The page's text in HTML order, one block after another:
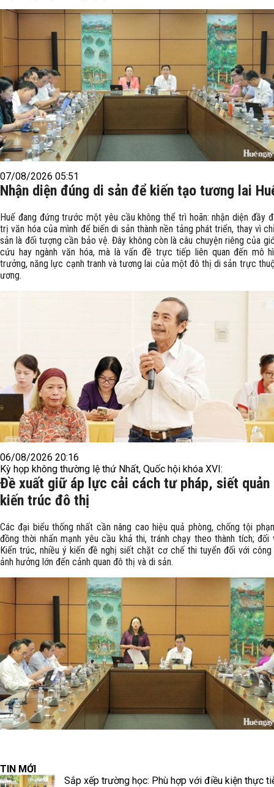
07/08/2026 05:51
Nhận diện đúng di sản để kiến tạo tương lai
Huế đang đứng trước một yêu cầu không thể trì hoãn: nhận diện đầy
trị văn hóa của mình để biến di sản thành nền tảng phát triển, thay vì
sản là đối tượng cần bảo vệ. Đây không còn là câu chuyện riêng của
cứu hay ngành văn hóa, mà là vấn đề trực tiếp liên quan đến mô
trưởng, năng lực cạnh tranh và tương lai của một đô thị di sản trực
ương.
06/08/2026 20:16
Kỳ họp không thường lệ thứ Nhất, Quốc hội khóa XVI:
Đề xuất giữ áp lực cải cách tư pháp, siết quản
kiến trúc đô thị
Các đại biểu thống nhất cần nâng cao hiệu quả phòng, chống tội
đồng thời nhấn mạnh yêu cầu khả thi, tránh chạy theo thành tích; đối
Kiến trúc, nhiều ý kiến đề nghị siết chặt cơ chế thi tuyển đối với
ảnh hưởng lớn đến cảnh quan đô thị và di sản.
TIN MỚI
Sắp xếp trường học: Phù hợp với điều kiện thực